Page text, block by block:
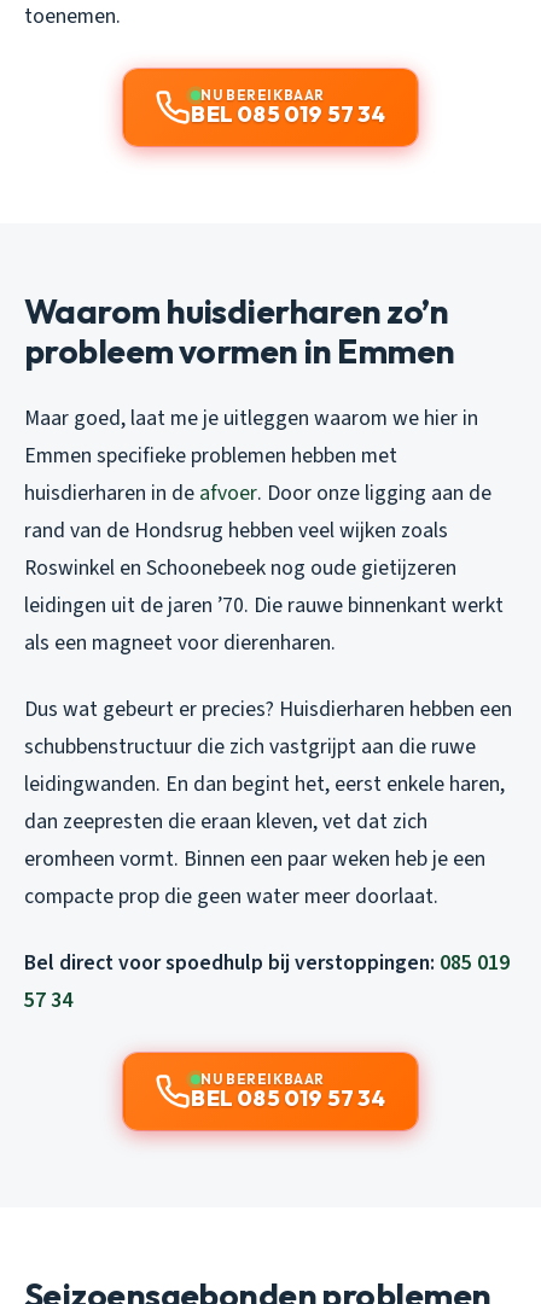
toenemen.
NU BEREIKBAAR
BEL 085 019 57 34
Waarom huisdierharen zo’n
probleem vormen in Emmen
Maar goed, laat me je uitleggen waarom we hier in
Emmen specifieke problemen hebben met
huisdierharen in de afvoer. Door onze ligging aan de
rand van de Hondsrug hebben veel wijken zoals
Roswinkel en Schoonebeek nog oude gietijzeren
leidingen uit de jaren ’70. Die rauwe binnenkant werkt
als een magneet voor dierenharen.
Dus wat gebeurt er precies? Huisdierharen hebben een
schubbenstructuur die zich vastgrijpt aan die ruwe
leidingwanden. En dan begint het, eerst enkele haren,
dan zeepresten die eraan kleven, vet dat zich
eromheen vormt. Binnen een paar weken heb je een
compacte prop die geen water meer doorlaat.
Bel direct voor spoedhulp bij verstoppingen: 085 019
57 34
NU BEREIKBAAR
BEL 085 019 57 34
Seizoensgebonden problemen